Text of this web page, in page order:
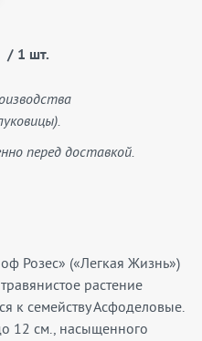
/ 1 шт.
перед доставкой.
Розес» («Легкая Жизнь»)
растение
к семейству Асфоделовые.
12 см., насыщенного